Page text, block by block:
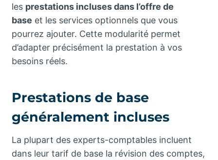
les prestations incluses dans l’offre de
base et les services optionnels que vous
pourrez ajouter. Cette modularité permet
d’adapter précisément la prestation à vos
besoins réels.
Prestations de base
généralement incluses
La plupart des experts-comptables incluent
dans leur tarif de base la révision des comptes,